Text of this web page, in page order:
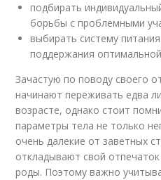
подбирать
борьбы с проблемными
выбирать систему
поддержания
Зачастую по поводу своего
начинают переживать едва
возрасте, однако стоит
параметры тела не только
очень далекие от заветных
откладывают свой
роды. Поэтому важно